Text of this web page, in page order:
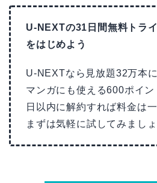
U-NEXTの31日間無料トラ
をはじめよう
U-NEXTなら見放題32万本
マンガにも使える600ポイ
日以内に解約すれば料金は
まずは気軽に試してみましょ